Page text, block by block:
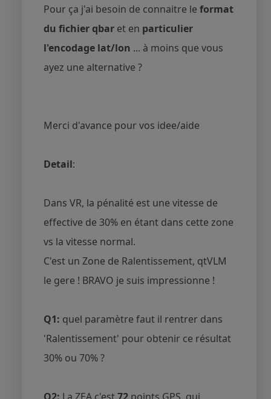
Pour ça j'ai besoin de connaitre le format
du fichier qbar et en particulier
l'encodage lat/lon ... à moins que vous
ayez une alternative ?
Merci d'avance pour vos idee/aide
Detail:
Dans VR, la pénalité est une vitesse de
effective de 30% en étant dans cette zone
vs la vitesse normal.
C'est un Zone de Ralentissement, qtVLM
le gere ! BRAVO je suis impressionne !
Q1: quel paramètre faut il rentrer dans
'Ralentissement' pour obtenir ce résultat
30% ou 70% ?